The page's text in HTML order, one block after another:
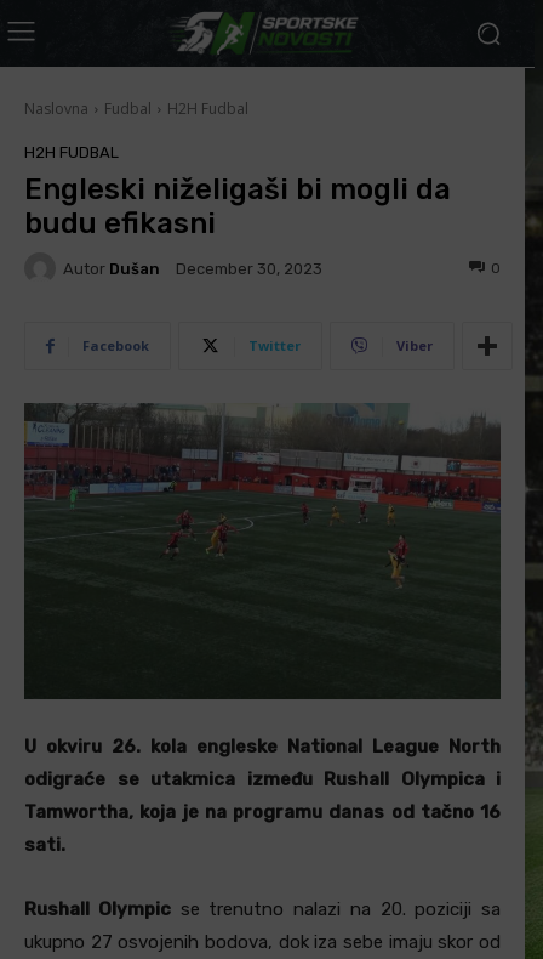
Naslovna Fudbal H2H Fudbal
H2H FUDBAL
Engleski niželigaši bi mogli da
budu efikasni
Autor Dušan December 30, 2023 0
Facebook Twitter Viber
U okviru 26. kola engleske National League North
odigraće se utakmica između Rushall Olympica i
Tamwortha, koja je na programu danas od tačno 16
sati.
Rushall Olympicse trenutno nalazi na 20. poziciji sa
ukupno 27 osvojenih bodova, dok iza sebe imaju skor od